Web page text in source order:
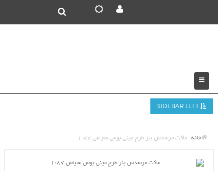
خانه ماکت مرسدس بنز طرح مینی بوس مقیاس 1:87